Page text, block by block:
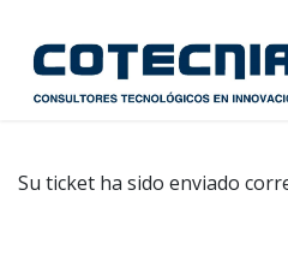
Su ticket ha sido enviado